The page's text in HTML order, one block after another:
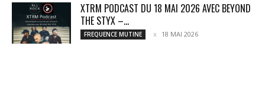
XTRM PODCAST DU 18 MAI 2026 AVEC BEYOND
THE STYX –...
FREQUENCE MUTINE 18 MAI 2026